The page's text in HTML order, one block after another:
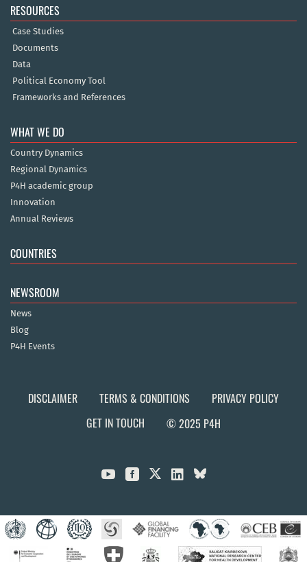
RESOURCES
Case Studies
Documents
Data
Political Economy Tool
Frameworks and References
WHAT WE DO
Country Dynamics
Regional Dynamics
P4H academic group
Innovation
Annual Reviews
COUNTRIES
NEWSROOM
News
Blog
P4H Events
DISCLAIMER TERMS & CONDITIONS
PRIVACY POLICY
GET IN TOUCH
© 2025 P4H
  